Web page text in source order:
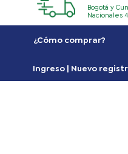
Bogotá y
Nacionales
¿Cómo comprar?
Ingreso | Nuevo